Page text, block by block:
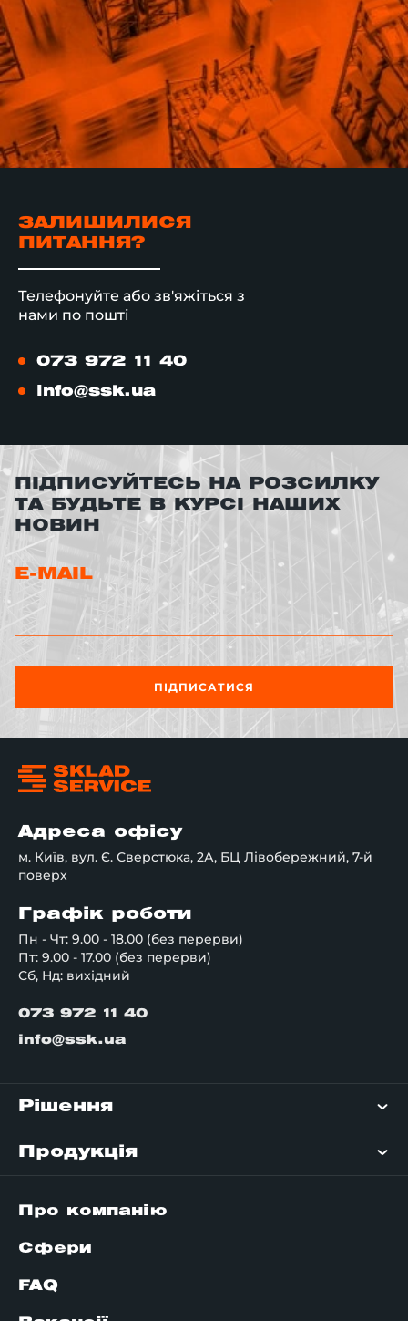
ЗАЛИШИЛИСЯ
ПИТАННЯ?
Телефонуйте або зв'яжіться з
нами по пошті
073 972 11 40
info@ssk.ua
ПІДПИСУЙТЕСЬ НА РОЗСИЛКУ
ТА БУДЬТЕ В КУРСІ НАШИХ
НОВИН
E-MAIL
ПІДПИСАТИСЯ
Адреса офісу
м. Київ, вул. Є. Сверстюка, 2А, БЦ Лівобережний, 7-й
поверх
Графік роботи
Пн - Чт: 9.00 - 18.00 (без перерви)
Пт: 9.00 - 17.00 (без перерви)
Сб, Нд: вихідний
073 972 11 40
info@ssk.ua
Рішення
Продукція
Про компанію
Сфери
FAQ